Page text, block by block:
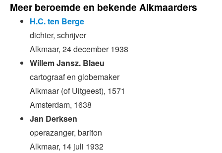
Meer beroemde en bekende Alkmaarders
H.C. ten Berge
dichter, schrijver
Alkmaar, 24 december 1938
Willem Jansz. Blaeu
cartograaf en globemaker
Alkmaar (of Uitgeest), 1571
Amsterdam, 1638
Jan Derksen
operazanger, bariton
Alkmaar, 14 juli 1932